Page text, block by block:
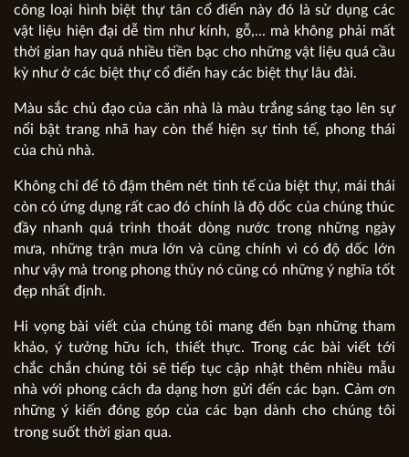
công loại hình biệt thự tân cổ điển này đó là sử dụng các
vật liệu hiện đại dễ tìm như kính, gỗ,... mà không phải mất
thời gian hay quá nhiều tiền bạc cho những vật liệu quá cầu
kỳ như ở các biệt thự cổ điển hay các biệt thự lâu đài.
Màu sắc chủ đạo của căn nhà là màu trắng sáng tạo lên sự
nổi bật trang nhã hay còn thể hiện sự tinh tế, phong thái
của chủ nhà.
Không chỉ để tô đậm thêm nét tinh tế của biệt thự, mái thái
còn có ứng dụng rất cao đó chính là độ dốc của chúng thúc
đầy nhanh quá trình thoát dòng nước trong những ngày
mưa, những trận mưa lớn và cũng chính vì có độ dốc lớn
như vậy mà trong phong thủy nó cũng có những ý nghĩa tốt
đẹp nhất định.
Hi vọng bài viết của chúng tôi mang đến bạn những tham
khảo, ý tưởng hữu ích, thiết thực. Trong các bài viết tới
chắc chắn chúng tôi sẽ tiếp tục cập nhật thêm nhiều mẫu
nhà với phong cách đa dạng hơn gửi đến các bạn. Cảm ơn
những ý kiến đóng góp của các bạn dành cho chúng tôi
trong suốt thời gian qua.